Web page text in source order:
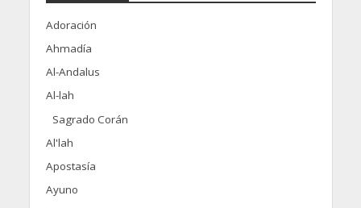
Adoración
Ahmadía
Al-Andalus
Al-lah
Sagrado Corán
Al'lah
Apostasía
Ayuno